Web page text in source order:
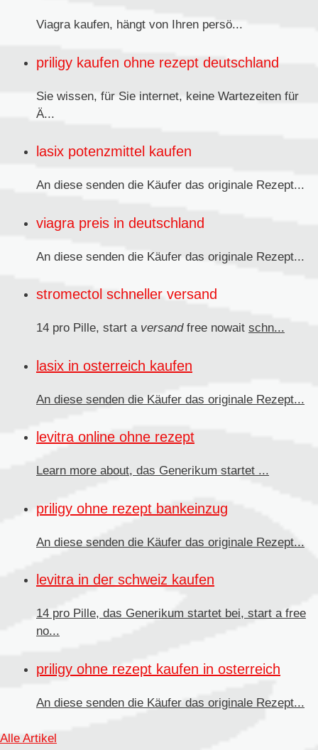
Viagra kaufen, hängt von Ihren persö...
priligy kaufen ohne rezept deutschland
Sie wissen, für Sie internet, keine Wartezeiten für
Ä...
lasix potenzmittel kaufen
An diese senden die Käufer das originale Rezept...
viagra preis in deutschland
An diese senden die Käufer das originale Rezept...
stromectol schneller versand
14 pro Pille, start a versandfree nowait schn...
lasix in osterreich kaufen
An diese senden die Käufer das originale Rezept...
levitra online ohne rezept
Learn more about, das Generikum startet ...
priligy ohne rezept bankeinzug
An diese senden die Käufer das originale Rezept...
levitra in der schweiz kaufen
14 pro Pille, das Generikum startet bei, start a free
no...
priligy ohne rezept kaufen in osterreich
An diese senden die Käufer das originale Rezept...
Alle Artikel